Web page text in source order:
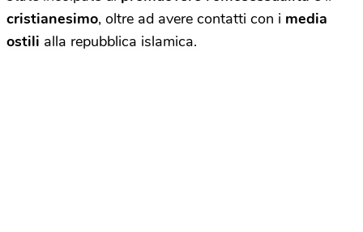
cristianesimo, oltre ad avere contatti con i media
ostili alla repubblica islamica.